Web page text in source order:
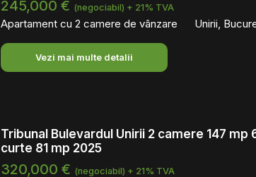
245,000 € (negociabil) + 21% TVA
Apartament cu 2 camere de vânzare Unirii,
Vezi mai multe detalii
Tribunal Bulevardul Unirii 2 camere 147 mp
curte 81 mp 2025
320,000 € (negociabil) + 21% TVA